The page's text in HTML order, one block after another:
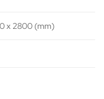
x 2800 (mm)